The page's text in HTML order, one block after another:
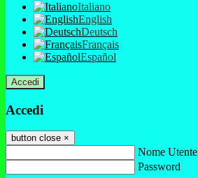
Italiano
English
Deutsch
Français
Español
Accedi
Accedi
button close ×
Nome Utente
Password